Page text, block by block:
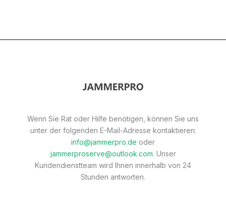
Wenn Sie Rat oder Hilfe benötigen, können Sie uns
unter der folgenden E-Mail-Adresse kontaktieren:
info@jammerpro.de oder
jammerproserve@outlook.com. Unser
Kundendienstteam wird Ihnen innerhalb von 24
Stunden antworten.